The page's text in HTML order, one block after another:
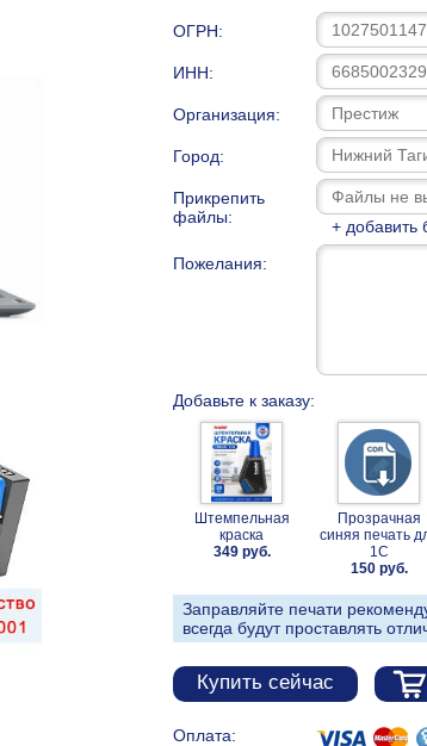
ОГРН:
ИНН:
Организация:
Город:
Прикрепить
файлы:
+
Пожелания:
Добавьте к заказу:
Штемпельная
краска
349 руб.
Прозрачная
синяя печать
1С
150 руб.
Заправляйте печати
всегда будут проставлять
Купить сейчас
Оплата: